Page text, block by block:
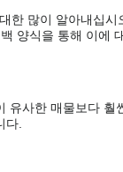
한 많이 알아내십시
양식을 통해 이에
유사한 매물보다 훨
다.